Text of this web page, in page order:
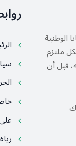
الوطنية
ملتزم
قبل أن